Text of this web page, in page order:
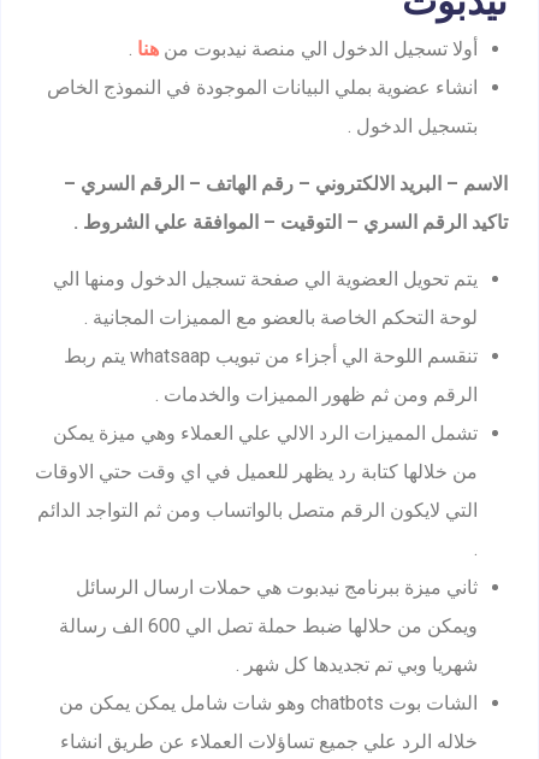
أولا تسجيل الدخول الي منصة نيدبوت من هنا
انشاء عضوية بملي البيانات الموجودة في النموذج الخاص
بتسجيل الدخول .
الاسم – البريد الالكتروني – رقم الهاتف – الرقم السري –
تاكيد الرقم السري – التوقيت – الموافقة علي الشروط .
يتم تحويل العضوية الي صفحة تسجيل الدخول ومنها الي
لوحة التحكم الخاصة بالعضو مع المميزات المجانية .
تنقسم اللوحة الي أجزاء من تبويب whatsaap يتم ربط
الرقم ومن ثم ظهور المميزات والخدمات .
تشمل المميزات الرد الالي علي العملاء وهي ميزة يمكن
من خلالها كتابة رد يظهر للعميل في اي وقت حتي الاوقات
التي لايكون الرقم متصل بالواتساب ومن ثم التواجد الدائم
ثاني ميزة ببرنامج نيدبوت هي حملات ارسال الرسائل
ويمكن من حلالها ضبط حملة تصل الي 600 الف رسالة
شهريا وبي تم تجديدها كل شهر .
الشات بوت chatbots وهو شات شامل يمكن يمكن من
خلاله الرد علي جميع تساؤلات العملاء عن طريق انشاء